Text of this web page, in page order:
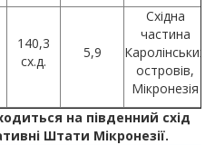
140,3
сх.д.
5,9
Східна
частина
Каролінських
островів,
Мікронезія
на південний схід
Штати Мікронезії.